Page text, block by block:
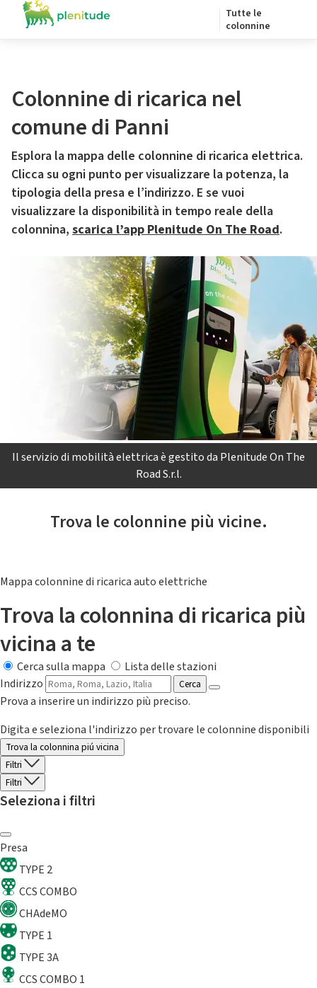
Tutte le
colonnine
Colonnine di ricarica nel
comune di Panni
Esplora la mappa delle colonnine di ricarica elettrica.
Clicca su ogni punto per visualizzare la potenza, la
tipologia della presa e l’indirizzo. E se vuoi
visualizzare la disponibilità in tempo reale della
colonnina, scarica l’app Plenitude On The Road.
Il servizio di mobilità elettrica è gestito da Plenitude On The
Road S.r.l.
Trova le colonnine più vicine.
Mappa colonnine di ricarica auto elettriche
Trova la colonnina di ricarica più
vicina a te
Cerca sulla mappa
Lista delle stazioni
Indirizzo
Cerca
Prova a inserire un indirizzo più preciso.
Digita e seleziona l'indirizzo per trovare le colonnine disponibili
Trova la colonnina piú vicina
Filtri
Filtri
Seleziona i filtri
Presa
TYPE 2
CCS COMBO
CHAdeMO
TYPE 1
TYPE 3A
CCS COMBO 1